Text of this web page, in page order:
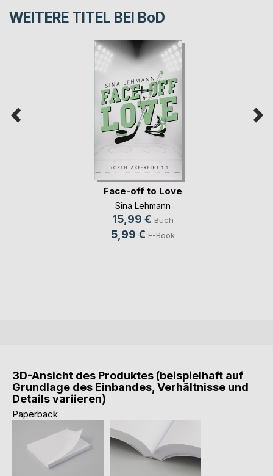
WEITERE TITEL BEI BoD
Face-off to Love
Sina Lehmann
15,99 € Buch
5,99 € E-Book
3D-Ansicht des Produktes (beispielhaft auf
Grundlage des Einbandes, Verhältnisse und
Details variieren)
Paperback